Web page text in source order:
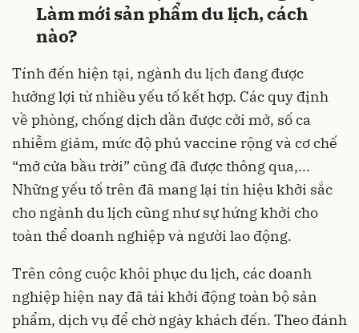
Làm mới sản phẩm du lịch, cách
nào?
Tính đến hiện tại, ngành du lịch đang được
hưởng lợi từ nhiều yếu tố kết hợp. Các quy định
về phòng, chống dịch dần được cởi mở, số ca
nhiễm giảm, mức độ phủ vaccine rộng và cơ chế
“mở cửa bầu trời” cũng đã được thông qua,...
Những yếu tố trên đã mang lại tín hiệu khởi sắc
cho ngành du lịch cũng như sự hứng khởi cho
toàn thể doanh nghiệp và người lao động.
Trên công cuộc khôi phục du lịch, các doanh
nghiệp hiện nay đã tái khởi động toàn bộ sản
phẩm, dịch vụ để chờ ngày khách đến. Theo đánh